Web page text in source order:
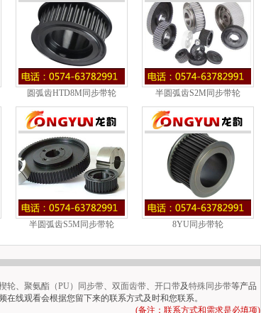
圆弧齿HTD8M同步带轮 半圆弧齿S2M同步带轮
半圆弧齿S5M同步带轮 8YU同步带轮
轮、 聚氨酯（PU）同步带、 双面齿带、 开口带及特殊同步带等产品
在线观看会根据您留下来的联系方式及时和您联系。
(备注：联系方式和需求是必填项)